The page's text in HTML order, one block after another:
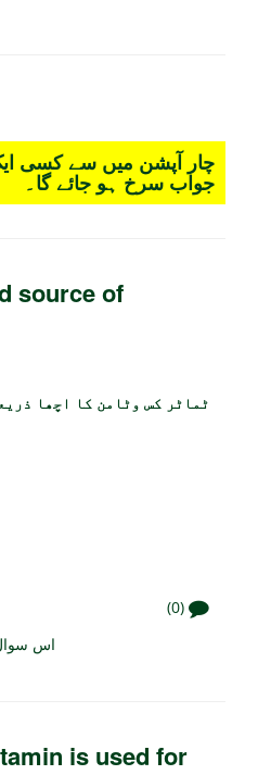
چار آپشن میں سے کسی
جواب سرخ ہو جائے گا۔
source of
ٹماٹر کس وٹامن کا اچھا
(0)
اس
is used for